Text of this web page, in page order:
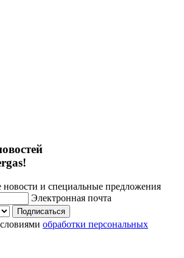
и специальные предложения
Электронная почта
Подписаться
обработки персональных